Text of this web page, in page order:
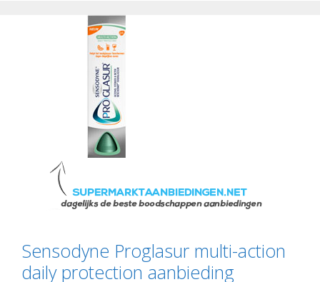
Sensodyne Proglasur multi-action
daily protection aanbieding